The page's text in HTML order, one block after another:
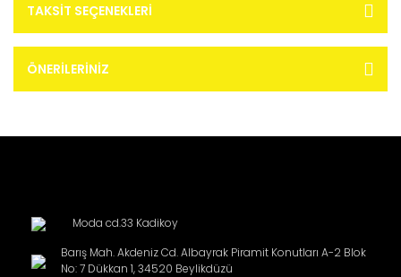
TAKSIT SEÇENEKLERI
ÖNERILERINIZ
Moda cd.33 Kadikoy
Barış Mah. Akdeniz Cd. Albayrak Piramit Konutları A-2 Blok
No: 7 Dükkan 1, 34520 Beylikdüzü